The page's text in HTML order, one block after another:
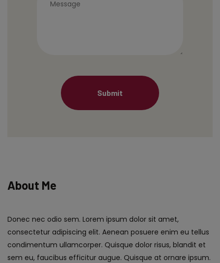
About Me
Donec nec odio sem. Lorem ipsum dolor sit amet,
consectetur adipiscing elit. Aenean posuere enim eu tellus
condimentum ullamcorper. Quisque dolor risus, blandit et
sem eu, faucibus efficitur augue. Quisque at ornare ipsum.